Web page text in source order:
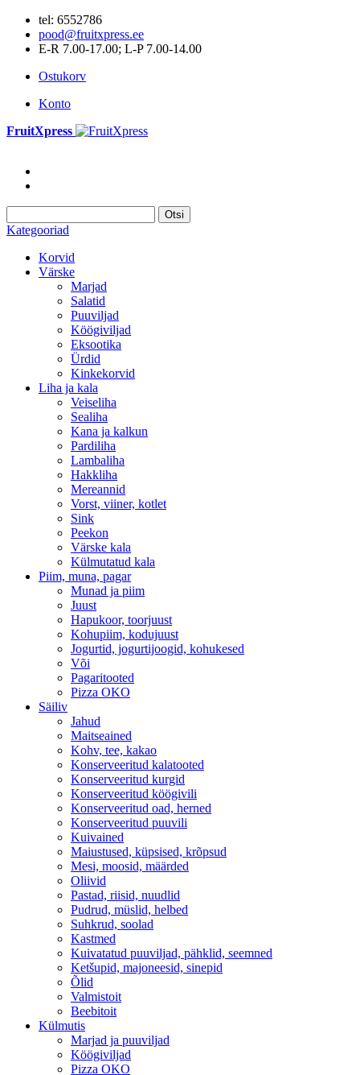
tel: 6552786
pood@fruitxpress.ee
E-R 7.00-17.00; L-P 7.00-14.00
Ostukorv
Konto
FruitXpress
Otsi
Kategooriad
Korvid
Värske
Marjad
Salatid
Puuviljad
Köögiviljad
Eksootika
Ürdid
Kinkekorvid
Liha ja kala
Veiseliha
Sealiha
Kana ja kalkun
Pardiliha
Lambaliha
Hakkliha
Mereannid
Vorst, viiner, kotlet
Sink
Peekon
Värske kala
Külmutatud kala
Piim, muna, pagar
Munad ja piim
Juust
Hapukoor, toorjuust
Kohupiim, kodujuust
Jogurtid, jogurtijoogid, kohukesed
Või
Pagaritooted
Pizza OKO
Säiliv
Jahud
Maitseained
Kohv, tee, kakao
Konserveeritud kalatooted
Konserveeritud kurgid
Konserveeritud köögivili
Konserveeritud oad, herned
Konserveeritud puuvili
Kuivained
Maiustused, küpsised, krõpsud
Mesi, moosid, määrded
Oliivid
Pastad, riisid, nuudlid
Pudrud, müslid, helbed
Suhkrud, soolad
Kastmed
Kuivatatud puuviljad, pähklid, seemned
Ketšupid, majoneesid, sinepid
Õlid
Valmistoit
Beebitoit
Külmutis
Marjad ja puuviljad
Köögiviljad
Pizza OKO